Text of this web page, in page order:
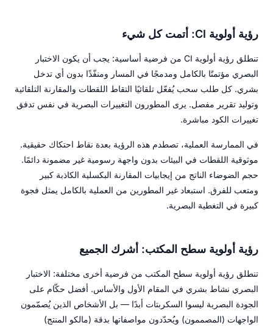
رؤية أولوية CI: أتمت كل شيء
تنطلق رؤية أولوية CI من فرضية أساسية: يجب أن يكون الاختبار
البصري مؤتمتًا بالكامل ومدمجًا في المسار ومنفّذًا بدون أي تدخل
بشري. كل طلب سحب يُفعّل تلقائيًا التقاط اللقطات والمقارنة التلقائية
وتوليد تقرير مفصل. يرى المطورون التغييرات البصرية في نفس تدفق
تغييرات الكود مباشرة.
في الممارسة العملية، تصطدم هذه الرؤية بعدة نقاط احتكاك حقيقية.
موثوقية اللقطات في البيئات بدون واجهة رسومية غير مضمونة دائمًا.
حجم الضوضاء الناتج من إيجابيات المقارنة البكسلية الكاذبة كبير
ومتعب للفرق. استبعاد غير المطورين من العملية بالكامل يمثل فجوة
كبيرة في التغطية البصرية.
رؤية أولوية سطح المكتب: أشرك الجميع
تنطلق رؤية أولوية سطح المكتب من فرضية أخرى مختلفة: الاختبار
البصري نشاط بشري في المقام الأول والأساس. أفضل حكّام على
الجودة البصرية ليسوا السكربتات أبدًا — بل الأشخاص الذين يُصمّمون
الواجهات (المصممون) ويُحدّدون مواصفاتها بدقة (مالكو المنتج)